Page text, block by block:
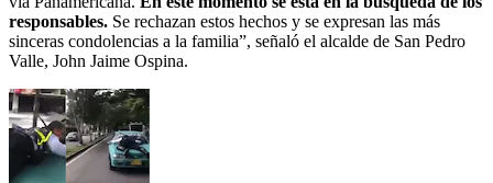
responsables. Se rechazan estos hechos y se expresan las más
sinceras condolencias a la familia”, señaló el alcalde de San Pedro
Valle, John Jaime Ospina.